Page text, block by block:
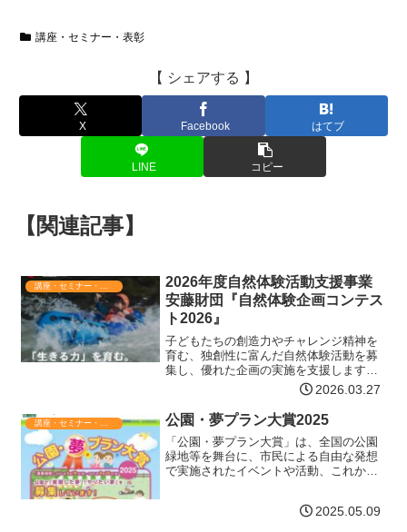
講座・セミナー・表彰
【 シェアする 】
X Facebook はてブ
LINE コピー
【関連記事】
2026年度自然体験活動支援事業
安藤財団『自然体験企画コンテス
ト2026』
子どもたちの創造力やチャレンジ精神を
育む、独創性に富んだ自然体験活動を募
集し、優れた企画の実施を支援します。
さらに、実施報告書等を審査し文部科学
大臣賞、安藤百福賞などを選考し、表彰
いたします。多数のご応募をお待ちして
います。内容小中学生が団…【詳細はコ
チラ】
2026.03.27
講座・セミナー・表彰 公園・夢プラン大賞2025
「公園・夢プラン大賞」は、全国の公園
緑地等を舞台に、市民による自由な発想
で実施されたイベントや活動、これから
く使いこなす人々をさらに増やして行く
2025.05.09